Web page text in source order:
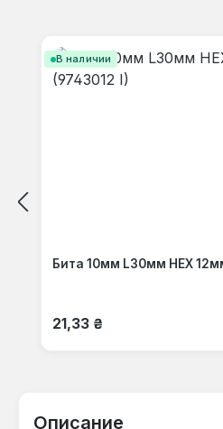
В наличии
Бита 10мм L30мм HEX
Обычная цена:
21,33 ₴
Описание